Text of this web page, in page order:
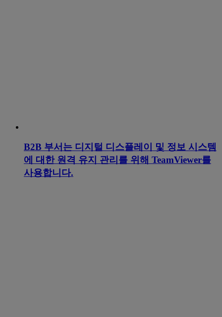
B2B 부서는 디지털 디스플레이 및 정보 시스템
에 대한 원격 유지 관리를 위해 TeamViewer를
사용합니다.